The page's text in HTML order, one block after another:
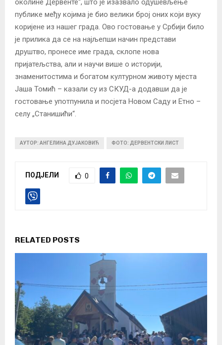
околине Дервенте“, што је изазвало одушевљење
публике међу којима је био велики број оних који вуку
коријене из нашег града. Ово гостовање у Србији било
је прилика да се на најљепши начин представи
друштво, пронесе име града, склопе нова
пријатељства, али и научи више о историји,
знаменитостима и богатом културном животу мјеста
Јаша Томић – казали су из СКУД-а додавши да је
гостовање употпунила и посјета Новом Саду и Етно –
селу „Станишићи“.
АУТОР: АНГЕЛИНА ДУЈАКОВИЋ ФОТО: ДЕРВЕНТСКИ ЛИСТ
ПОДЈЕЛИ 0
RELATED POSTS